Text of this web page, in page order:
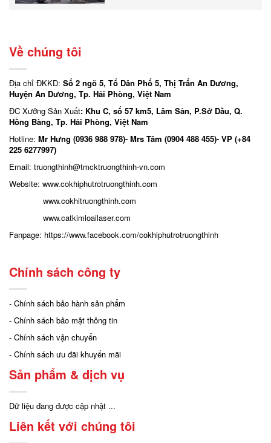
Về chúng tôi
Địa chỉ ĐKKD: Số 2 ngõ 5, Tổ Dân Phố 5, Thị Trấn An Dương,
Huyện An Dương, Tp. Hải Phòng, Việt Nam
ĐC Xưởng Sản Xuất: Khu C, số 57 km5, Lâm Sản, P.Sở Dầu, Q.
Hồng Bàng, Tp. Hải Phòng, Việt Nam
Hotline: Mr Hưng (0936 988 978)- Mrs Tâm (0904 488 455)- VP (+84
225 6277997)
Email: truongthinh@tmcktruongthinh-vn.com
Website: www.cokhiphutrotruongthinh.com
www.cokhitruongthinh.com
www.catkimloailaser.com
Fanpage: https://www.facebook.com/cokhiphutrotruongthinh
Chính sách công ty
- Chính sách bảo hành sản phẩm
- Chính sách bảo mật thông tin
- Chính sách vận chuyển
- Chính sách ưu đãi khuyến mãi
Sản phẩm & dịch vụ
Dữ liệu đang được cập nhật ...
Liên kết với chúng tôi